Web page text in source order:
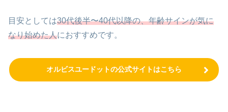
目安としては30代後半〜40代以降の、年齢サインが気に
なり始めた人におすすめです。
オルビスユードットの公式サイトはこちら